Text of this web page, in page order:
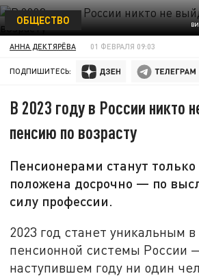
ОБЩЕСТВО
АННА ДЕКТЯРЁВА 01 ФЕВРАЛЯ 09:03
ПОДПИШИТЕСЬ:
В 2023 году в России никто
пенсию по возрасту
Пенсионерами станут только
положена досрочно — по
силу профессии.
2023 год станет уникальным
пенсионной системы России
наступившем году ни один